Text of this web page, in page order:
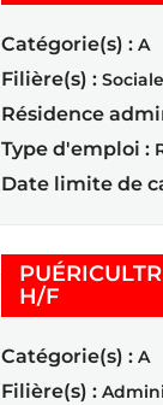
Catégorie(s) : A
Filière(s) : Sociale
Résidence
Type d'emploi :
Date limite de
H/F(Nouvelle
Catégorie(s) : A
Filière(s) :